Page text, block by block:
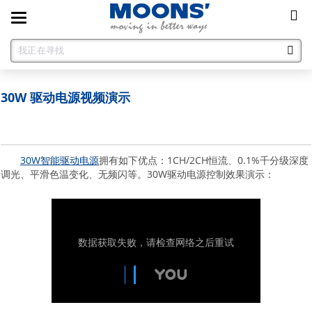
Toggle
navigation
30W 驱动电源视频演示
30W智能驱动电源拥有如下优点：1CH/2CH恒流、0.1%千分级深度
调光、平滑色温变化、无频闪等。30W驱动电源控制效果演示：